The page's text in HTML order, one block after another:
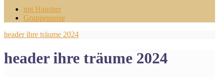
mit Haustier
Gruppenreise
header ihre träume 2024
header ihre träume 2024